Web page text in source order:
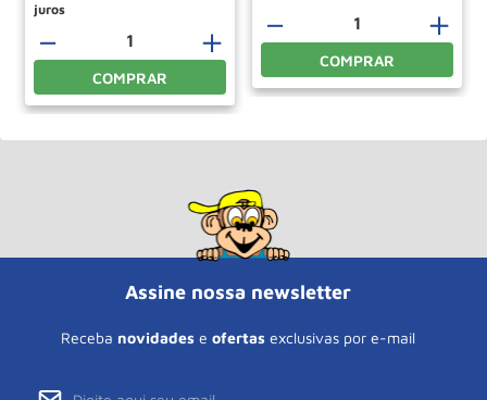
＋
－
COMPRAR
＋
－
COMPRAR
Assine nossa newsletter
Receba novidades e ofertas exclusivas por e-mail